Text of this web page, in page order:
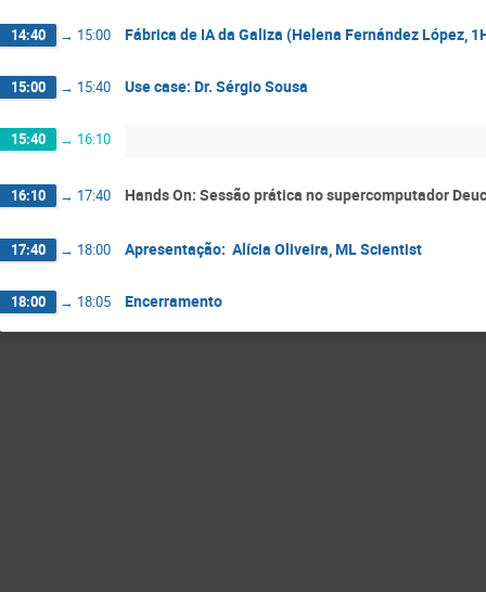
14:40 → 15:00 Fábrica de IA da Galiza (Helena Fernández López,
15:00 → 15:40 Use case: Dr. Sérgio Sousa
15:40 → 16:10
16:10 → 17:40 Hands On: Sessão prática no supercomputador
17:40 → 18:00 Apresentação: Alícia Oliveira, ML Scientist
18:00 → 18:05 Encerramento